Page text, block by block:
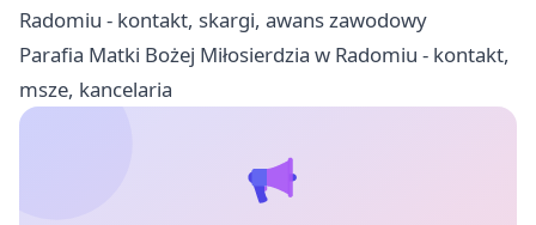
Radomiu - kontakt, skargi, awans zawodowy
Parafia Matki Bożej Miłosierdzia w Radomiu - kontakt,
msze, kancelaria